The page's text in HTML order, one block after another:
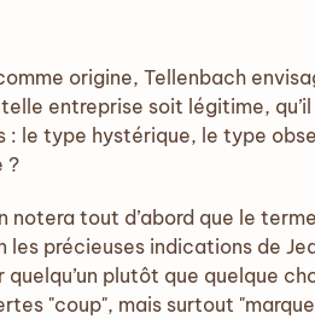
origine, Tellenbach
telle entreprise soit légitime,
le type hystérique, le type
?
notera tout d’abord que le
précieuses indications de
plutôt que quelque
"coup", mais surtout